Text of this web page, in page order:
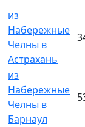
из
Набережные
Челны в
Астрахань
из
Набережные
Челны в
Барнаул